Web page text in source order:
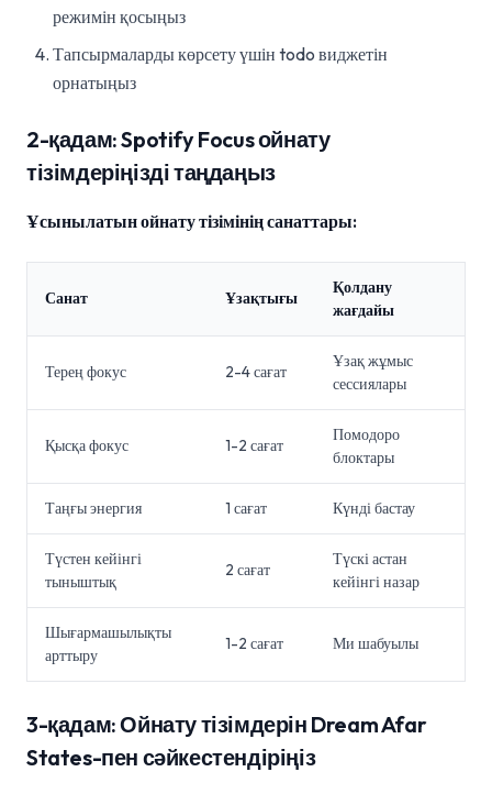
режимін қосыңыз
Тапсырмаларды көрсету үшін todo виджетін
орнатыңыз
2-қадам: Spotify Focus ойнату
тізімдеріңізді таңдаңыз
Ұсынылатын ойнату тізімінің санаттары:
Санат Ұзақтығы
Қолдану
жағдайы
Терең фокус 2-4 сағат
Ұзақ жұмыс
сессиялары
Қысқа фокус 1-2 сағат
Помодоро
блоктары
Таңғы энергия 1 сағат Күнді бастау
Түстен кейінгі
тыныштық
2 сағат
Түскі астан
кейінгі назар
Шығармашылықты
арттыру
1-2 сағат Ми шабуылы
3-қадам: Ойнату тізімдерін Dream Afar
States-пен сәйкестендіріңіз